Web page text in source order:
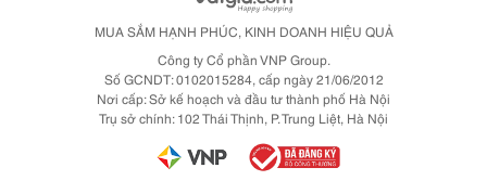
MUA SẮM HẠNH PHÚC, KINH DOANH HIỆU QUẢ
Công ty Cổ phần VNP Group.
Số GCNDT: 0102015284, cấp ngày 21/06/2012
Nơi cấp: Sở kế hoạch và đầu tư thành phố Hà Nội
Trụ sở chính: 102 Thái Thịnh, P. Trung Liệt, Hà Nội